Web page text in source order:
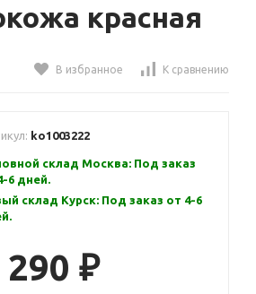
красная
В избранное К сравнению
ko1003222
склад Москва: Под заказ
6 дней.
склад Курск: Под заказ от 4-6
290 ₽